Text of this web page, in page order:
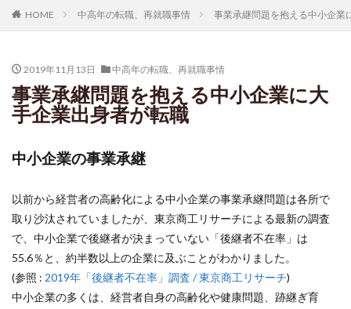
HOME 中高年の転職、再就職事情 事業承継問題を抱える中小企業
2019年11月13日 中高年の転職、再就職事情
事業承継問題を抱える中小企業に大
手企業出身者が転職
中小企業の事業承継
以前から経営者の高齢化による中小企業の事業承継問題は各所で
取り沙汰されていましたが、東京商工リサーチによる最新の調査
で、中小企業で後継者が決まっていない「後継者不在率」は
55.6％と、約半数以上の企業に及ぶことがわかりました。
(参照 : 2019年「後継者不在率」調査 / 東京商工リサーチ)
中小企業の多くは、経営者自身の高齢化や健康問題、跡継ぎ育